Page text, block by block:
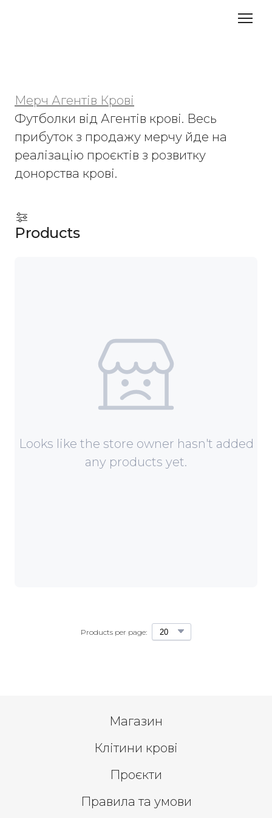
Мерч Агентів Крові
Футболки від Агентів крові. Весь
прибуток з продажу мерчу йде на
реалізацію проєктів з розвитку
донорства крові.
Products
Looks like the store owner hasn't added
any products yet.
Products per page:
Магазин
Клітини крові
Проєкти
Правила та умови